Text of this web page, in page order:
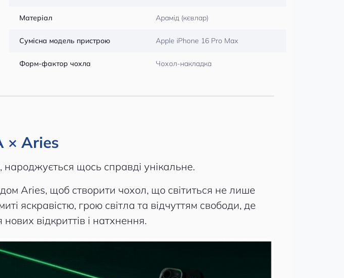
Матеріал Арамід (кєвлар)
Сумісна модель пристрою Apple iPhone 16 Pro Max
Форм-фактор чохла Чохол-накладка
× Aries
народжується щось справді унікальне.
Aries, щоб створити чохол, що світиться не лише
яскравістю, грою світла та відчуттям свободи, де
відкриттів і натхнення.